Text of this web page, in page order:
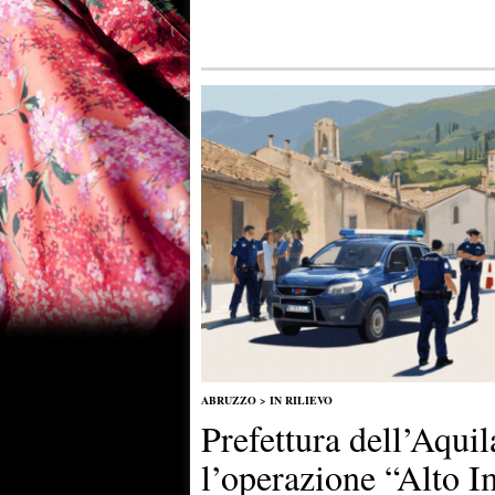
ABRUZZO > IN RILIEVO
Prefettura
l’operazione “Alto